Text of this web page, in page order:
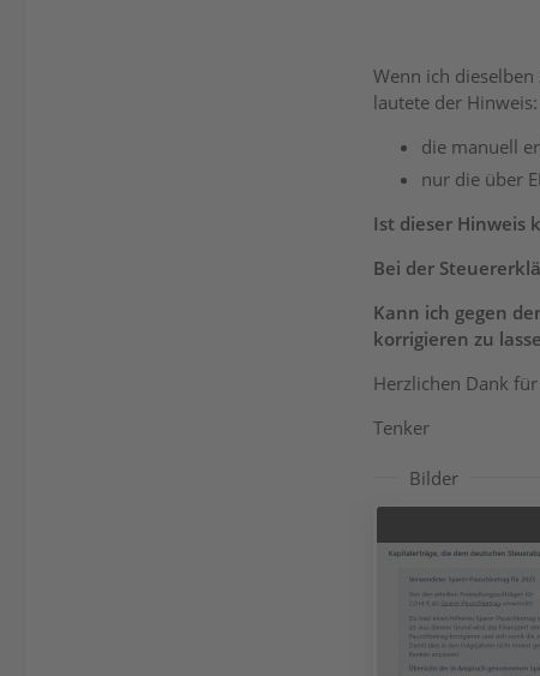
Wenn ich
lautete der Hinweis:
die manuell
nur die über
Ist dieser Hinweis
Bei der
Kann ich gegen
korrigieren zu
Herzlichen Dank
Tenker
Bilder